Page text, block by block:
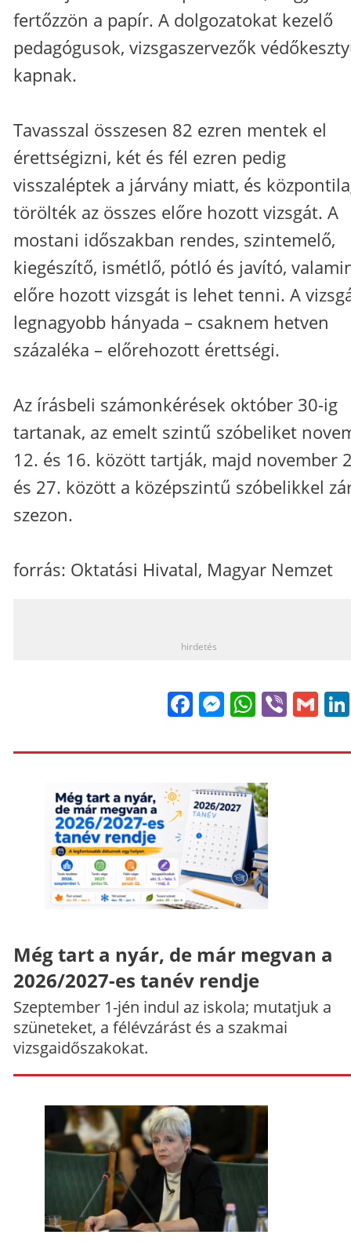
fertőzzön a papír. A dolgozatokat kezelő
pedagógusok, vizsgaszervezők
kapnak.
Tavasszal összesen 82 ezren mentek el
érettségizni, két és fél ezren pedig
visszaléptek a járvány miatt, és
törölték az összes előre hozott vizsgát. A
mostani időszakban rendes, szintemelő,
kiegészítő, ismétlő, pótló és javító,
előre hozott vizsgát is lehet tenni. A
legnagyobb hányada – csaknem hetven
százaléka – előrehozott érettségi.
Az írásbeli számonkérések október 30-ig
tartanak, az emelt szintű szóbeliket
12. és 16. között tartják, majd november
és 27. között a középszintű szóbelikkel
szezon.
forrás: Oktatási Hivatal, Magyar Nemzet
hirdetés
FacebookViber
Még tart a nyár, de már megvan a
2026/2027-es tanév rendje
Szeptember 1-jén indul az iskola; mutatjuk a
szüneteket, a félévzárást és a szakmai
vizsgaidőszakokat.